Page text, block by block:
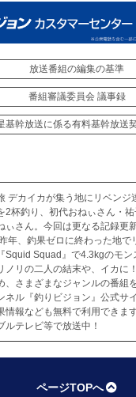
放送番組の編集の基準
番組審議委員会 議事録
基幹放送に係る有料基幹放送
デカイカが集う地にリベンジ
2杯釣り、初代おねぃさん・
ぃさん。今回は更なる記録更
年、釣果ゼロに終わった地で
Squid Squad』で4.3kgのモン
ノリの二人の結末や、イカに
、さまざまなジャンルの番組
ネル『釣りビジョン』公式サ
情報なども無料で利用できま
ルテレビ等で放送中！
ページTOPへ